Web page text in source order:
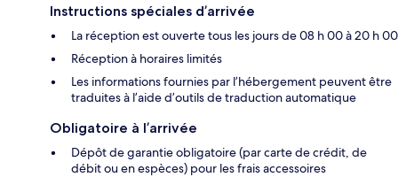
Instructions spéciales d’arrivée
La réception est ouverte tous les jours de 08 h 00 à 20 h 00
Réception à horaires limités
Les informations fournies par l’hébergement peuvent être
traduites à l’aide d’outils de traduction automatique
Obligatoire à l’arrivée
Dépôt de garantie obligatoire (par carte de crédit, de
débit ou en espèces) pour les frais accessoires